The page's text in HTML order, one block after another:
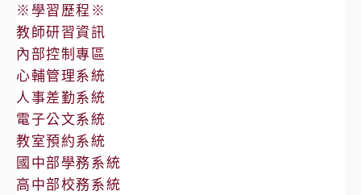
※學習歷程※
教師研習資訊
內部控制專區
心輔管理系統
人事差勤系統
電子公文系統
教室預約系統
國中部學務系統
高中部校務系統